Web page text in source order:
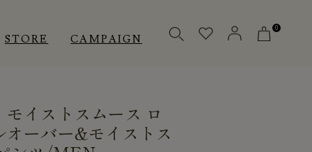
STORE CAMPAIGN
0
INNER OTHERS
OTHERS
モイストスムース ロ
オーバー&モイストス